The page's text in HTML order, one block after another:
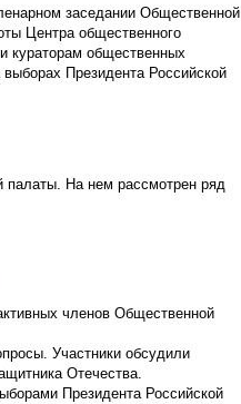
заседании Общественной
Центра общественного
кураторам общественных
Президента Российской
палаты. На нем рассмотрен ряд
членов Общественной
Участники обсудили
Отечества.
Президента Российской